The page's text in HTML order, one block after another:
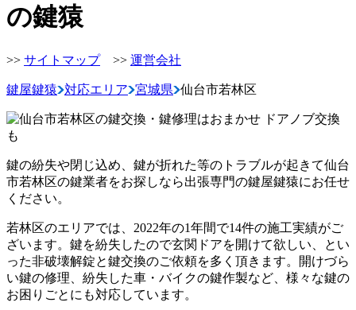
の鍵猿
>> サイトマップ>> 運営会社
鍵屋鍵猿 対応エリア 宮城県 仙台市若林区
鍵の紛失や閉じ込め、鍵が折れた等のトラブルが起きて仙台
市若林区の鍵業者をお探しなら出張専門の鍵屋鍵猿にお任せ
ください。
若林区のエリアでは、2022年の1年間で14件の施工実績がご
ざいます。鍵を紛失したので玄関ドアを開けて欲しい、とい
った非破壊解錠と鍵交換のご依頼を多く頂きます。開けづら
い鍵の修理、紛失した車・バイクの鍵作製など、様々な鍵の
お困りごとにも対応しています。